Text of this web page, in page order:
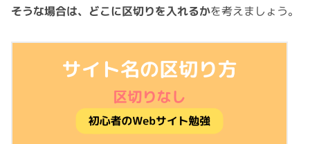
そうな場合は、どこに区切りを入れるかを考えましょう。